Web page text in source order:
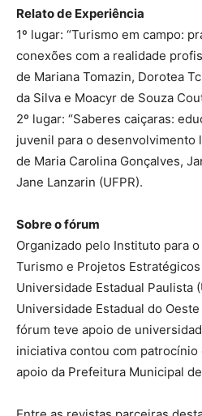
Relato de Experiência
1º lugar: “Turismo em campo:
conexões com a realidade
de Mariana Tomazin, Dorotea
da Silva e Moacyr de Souza
2º lugar: “Saberes caiçaras:
juvenil para o desenvolvimento
de Maria Carolina Gonçalves,
Jane Lanzarin (UFPR).
Sobre o fórum
Organizado pelo Instituto para
Turismo e Projetos Estratégicos
Universidade Estadual Paulista
Universidade Estadual do
fórum teve apoio de
iniciativa contou com patrocínio
apoio da Prefeitura Municipal